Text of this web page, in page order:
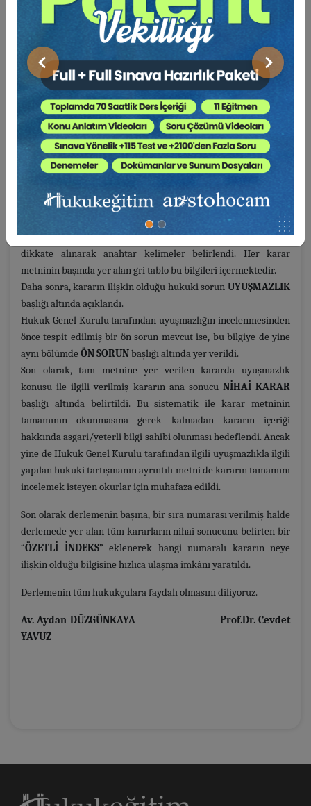
Önceki Sonraki
UYUŞMAZLIK: …
ÖN SORUN:
NİHAİ KARAR: …
KARAR METNİ
Öncelikle kararın künye bilgilerine yer verildi ve kararın içeriği
dikkate alınarak anahtar kelimeler belirlendi. Her karar
metninin başında yer alan gri tablo bu bilgileri içermektedir.
Daha sonra, kararın ilişkin olduğu hukuki sorun UYUŞMAZLIK
başlığı altında açıklandı.
Hukuk Genel Kurulu tarafından uyuşmazlığın incelenmesinden
önce tespit edilmiş bir ön sorun mevcut ise, bu bilgiye de yine
aynı bölümde ÖN SORUNbaşlığı altında yer verildi.
Son olarak, tam metnine yer verilen kararda uyuşmazlık
konusu ile ilgili verilmiş kararın ana sonucu NİHAİ KARAR
başlığı altında belirtildi. Bu sistematik ile karar metninin
tamamının okunmasına gerek kalmadan kararın içeriği
hakkında asgari/yeterli bilgi sahibi olunması hedeflendi. Ancak
yine de Hukuk Genel Kurulu tarafından ilgili uyuşmazlıkla ilgili
yapılan hukuki tartışmanın ayrıntılı metni de kararın tamamını
incelemek isteyen okurlar için muhafaza edildi.
Son olarak derlemenin başına, bir sıra numarası verilmiş halde
derlemede yer alan tüm kararların nihai sonucunu belirten bir
“ÖZETLİ İNDEKS” eklenerek hangi numaralı kararın neye
ilişkin olduğu bilgisine hızlıca ulaşma imkânı yaratıldı.
Derlemenin tüm hukukçulara faydalı olmasını diliyoruz.
Av. Aydan DÜZGÜNKAYA Prof.Dr. Cevdet
YAVUZ